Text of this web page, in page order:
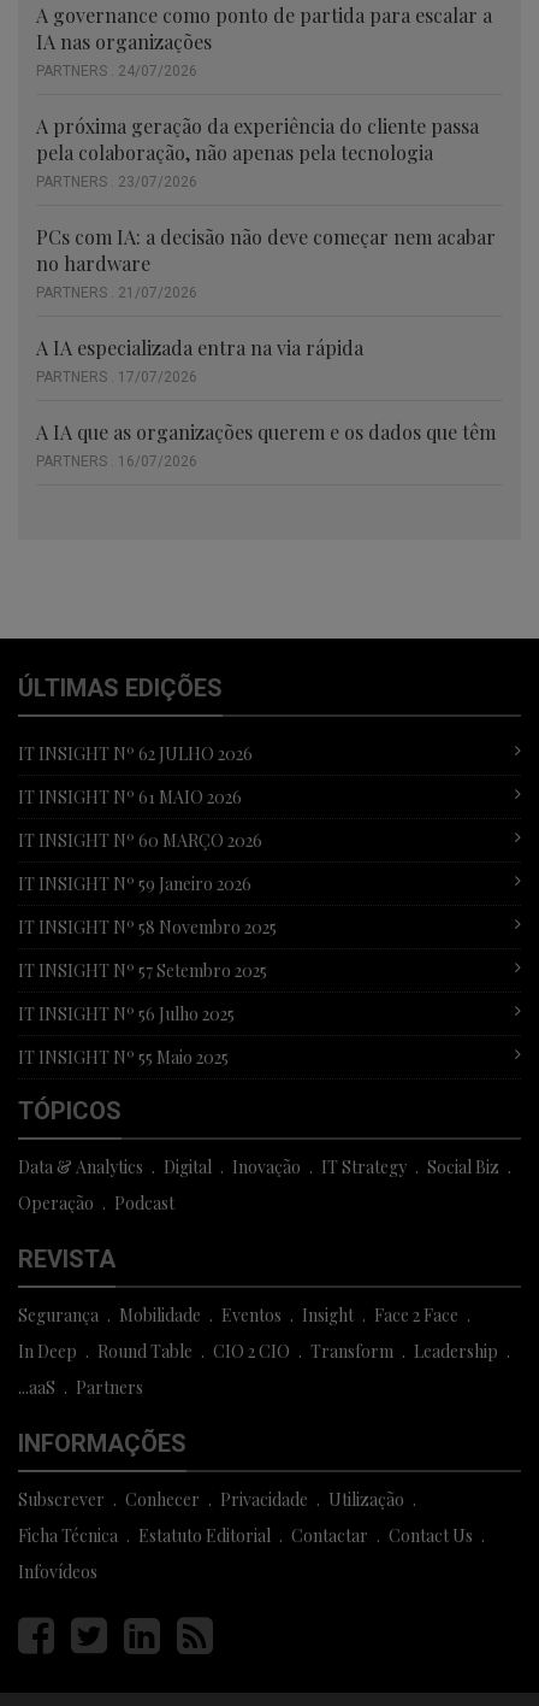
A governance como ponto de partida para escalar a
IA nas organizações
PARTNERS . 24/07/2026
A próxima geração da experiência do cliente passa
pela colaboração, não apenas pela tecnologia
PARTNERS . 23/07/2026
PCs com IA: a decisão não deve começar nem acabar
no hardware
PARTNERS . 21/07/2026
A IA especializada entra na via rápida
PARTNERS . 17/07/2026
A IA que as organizações querem e os dados que têm
PARTNERS . 16/07/2026
ÚLTIMAS EDIÇÕES
IT INSIGHT Nº 62 JULHO 2026
IT INSIGHT Nº 61 MAIO 2026
IT INSIGHT Nº 60 MARÇO 2026
IT INSIGHT Nº 59 Janeiro 2026
IT INSIGHT Nº 58 Novembro 2025
IT INSIGHT Nº 57 Setembro 2025
IT INSIGHT Nº 56 Julho 2025
IT INSIGHT Nº 55 Maio 2025
TÓPICOS
Data & Analytics Digital Inovação IT Strategy
Social Biz
Operação
Podcast
REVISTA
Segurança Mobilidade Eventos Insight
Face 2 Face
In Deep
Round Table CIO 2 CIO Transform
Leadership
...aaS
Partners
INFORMAÇÕES
Subscrever Conhecer Privacidade
Utilização
Ficha Técnica
Estatuto Editorial Contactar
Contact Us
Infovídeos
Página
facebook
Página
twitter
Página
linkedin
Página
rss